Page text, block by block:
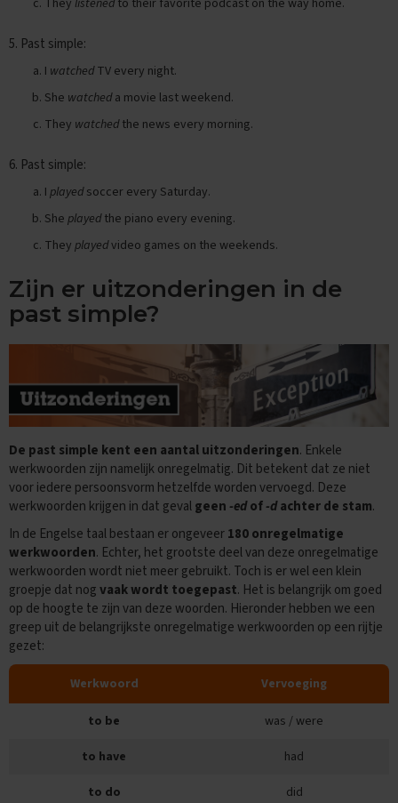
m
n
s
F
a
s
E
x
e
n
t
O
e
e
n
e
x
a
m
e
s
G
e
c
They listened to their favorite podcast on the way home.
5. Past simple:
I watchedTV every night.
She watcheda movie last weekend.
They watchedthe news every morning.
6. Past simple:
I playedsoccer every Saturday.
She playedthe piano every evening.
They playedvideo games on the weekends.
Zijn er uitzonderingen in de
past simple?
De past simple kent een aantal uitzonderingen. Enkele
werkwoorden zijn namelijk onregelmatig. Dit betekent dat ze niet
voor iedere persoonsvorm hetzelfde worden vervoegd. Deze
werkwoorden krijgen in dat gevalgeen -edof-dachter de stam.
In de Engelse taal bestaan er ongeveer180 onregelmatige
werkwoorden. Echter, het grootste deel van deze onregelmatige
werkwoorden wordt niet meer gebruikt. Toch is er wel een klein
groepje dat nogvaak wordt toegepast. Het is belangrijk om goed
op de hoogte te zijn van deze woorden. Hieronder hebben we een
greep uit de belangrijkste onregelmatige werkwoorden op een rijtje
gezet:
Werkwoord Vervoeging
to be
was / were
to have
had
to do
did